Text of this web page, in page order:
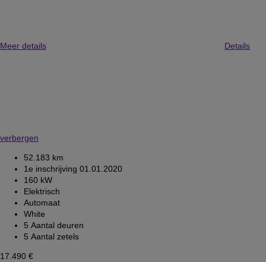
Meer details Details
verbergen
52.183 km
1e inschrijving 01.01.2020
160 kW
Elektrisch
Automaat
White
5 Aantal deuren
5 Aantal zetels
17.490 €